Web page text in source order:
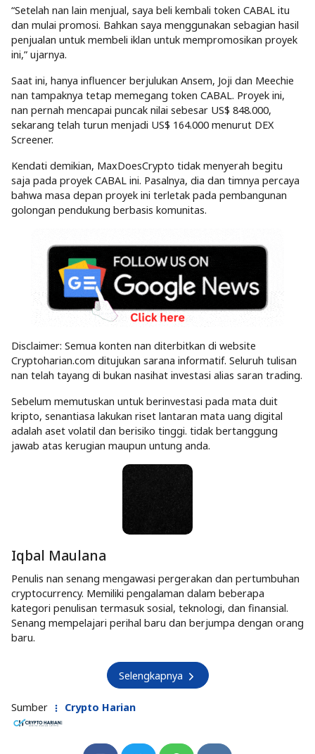
“Setelah nan lain menjual, saya beli kembali token CABAL itu
dan mulai promosi. Bahkan saya menggunakan sebagian hasil
penjualan untuk membeli iklan untuk mempromosikan proyek
ini,” ujarnya.
Saat ini, hanya influencer berjulukan Ansem, Joji dan Meechie
nan tampaknya tetap memegang token CABAL. Proyek ini,
nan pernah mencapai puncak nilai sebesar US$ 848.000,
sekarang telah turun menjadi US$ 164.000 menurut DEX
Screener.
Kendati demikian, MaxDoesCrypto tidak menyerah begitu
saja pada proyek CABAL ini. Pasalnya, dia dan timnya percaya
bahwa masa depan proyek ini terletak pada pembangunan
golongan pendukung berbasis komunitas.
Disclaimer: Semua konten nan diterbitkan di website
Cryptoharian.com ditujukan sarana informatif. Seluruh tulisan
nan telah tayang di bukan nasihat investasi alias saran trading.
Sebelum memutuskan untuk berinvestasi pada mata duit
kripto, senantiasa lakukan riset lantaran mata uang digital
adalah aset volatil dan berisiko tinggi. tidak bertanggung
jawab atas kerugian maupun untung anda.
Iqbal Maulana
Penulis nan senang mengawasi pergerakan dan pertumbuhan
cryptocurrency. Memiliki pengalaman dalam beberapa
kategori penulisan termasuk sosial, teknologi, dan finansial.
Senang mempelajari perihal baru dan berjumpa dengan orang
baru.
Selengkapnya
Sumber Crypto Harian